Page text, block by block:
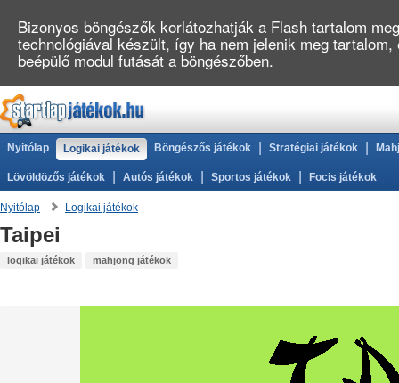
Nyitólap Logikai játékok Böngészős játékok Stratégiai játékok
Lövöldözős játékok Autós játékok Sportos játékok Focis játékok
Nyitólap Logikai játékok
Taipei
logikai játékok mahjong játékok
Bizonyos böngészők korlátozhatják a Flash tartalom
technológiával készült, így ha nem jelenik meg
beépülő modul futását a böngészőben.